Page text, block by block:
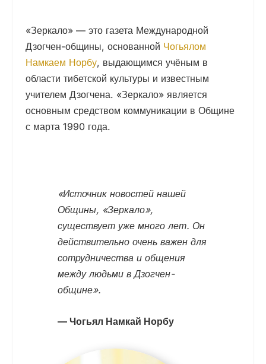
«Зеркало» — это газета Международной
Дзогчен-общины, основанной Чогьялом
Намкаем Норбу, выдающимся учёным в
области тибетской культуры и известным
учителем Дзогчена. «Зеркало» является
основным средством коммуникации в Общине
с марта 1990 года.
«Источник новостей нашей
Общины, «Зеркало»,
существует уже много лет. Он
действительно очень важен для
сотрудничества и общения
между людьми в Дзогчен-
общине».
— Чогьял Намкай Норбу